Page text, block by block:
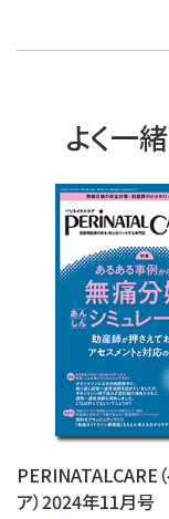
よく一
PERINATALCARE
ア）2024年11月号